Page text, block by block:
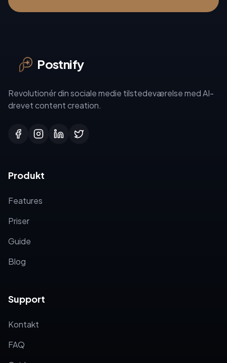
Postnify
Revolutionér din sociale medie tilstedeværelse med AI-
drevet content creation.
Produkt
Features
Priser
Guide
Blog
Support
Kontakt
FAQ